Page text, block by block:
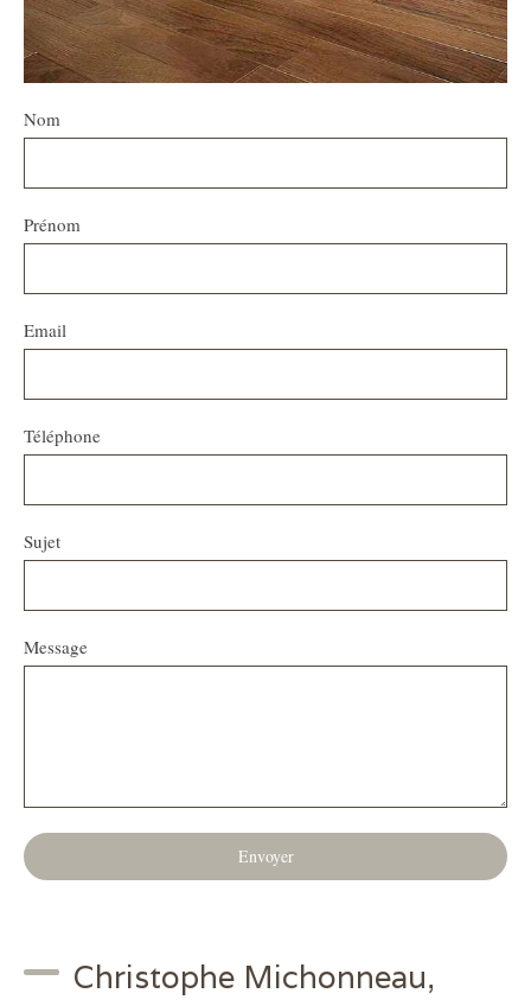
Nom
Prénom
Email
Téléphone
Sujet
Message
Envoyer
Christophe Michonneau,